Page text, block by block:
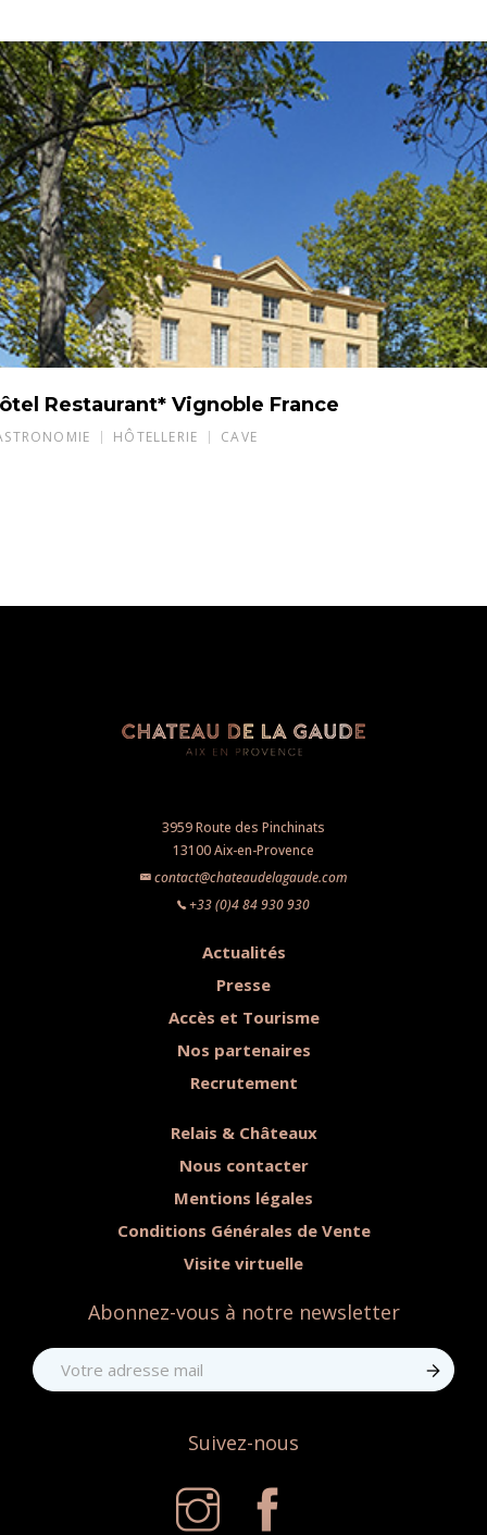
Restaurant* Vignoble France
HÔTELLERIE CAVE
3959 Route des Pinchinats
13100 Aix-en-Provence
contact@chateaudelagaude.com
+33 (0)4 84 930 930
Actualités
Presse
Accès et Tourisme
Nos partenaires
Recrutement
Relais & Châteaux
Nous contacter
Mentions légales
Conditions Générales de Vente
Visite virtuelle
Abonnez-vous à notre newsletter
Suivez-nous